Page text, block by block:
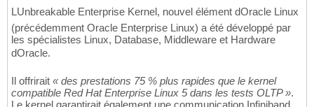
LUnbreakable Enterprise Kernel, nouvel élément dOracle Linux
(précédemment Oracle Enterprise Linux) a été développé par
les spécialistes Linux, Database, Middleware et Hardware
dOracle.
Il offrirait « des prestations 75 % plus rapides que le kernel
compatible Red Hat Enterprise Linux 5 dans les tests OLTP ».